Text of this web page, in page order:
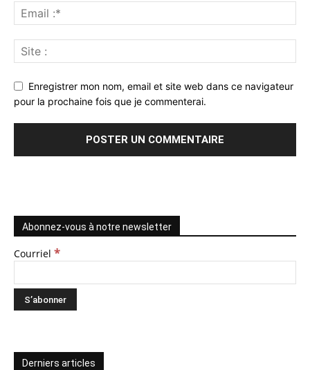
Enregistrer mon nom, email et site web dans ce navigateur
pour la prochaine fois que je commenterai.
Abonnez-vous à notre newsletter
Courriel *
Derniers articles